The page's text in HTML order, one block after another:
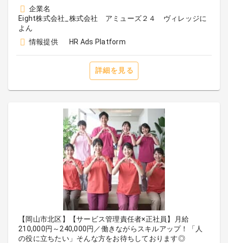
企業名
Eight株式会社_株式会社 アミューズ２４ ヴィレッジに
よん
情報提供
HR Ads Platform
詳細を見る
【岡山市北区】【サービス管理責任者×正社員】月給
210,000円～240,000円／働きながらスキルアップ！「人
の役に立ちたい」そんな方をお待ちしております◎